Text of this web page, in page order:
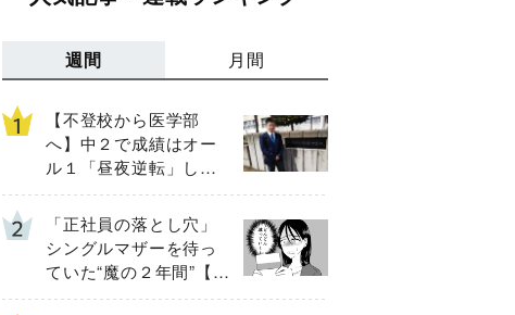
週間 月間
【不登校から医学部
へ】中２で成績はオー
ル１「昼夜逆転」した
わが子を”夜遊び”に連れ
出した母の気づき
「正社員の落とし穴」
シングルマザーを待っ
ていた“魔の２年間”【後
編】